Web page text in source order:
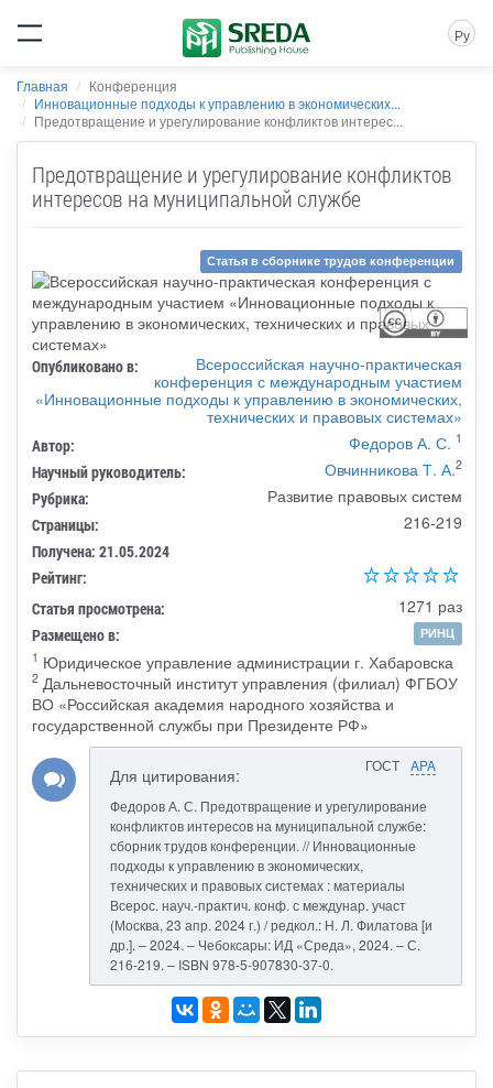
Ру
Главная
Конференция
Инновационные подходы к управлению в экономических...
Предотвращение и урегулирование конфликтов интерес...
Предотвращение и урегулирование конфликтов
интересов на муниципальной службе
Статья в сборнике трудов конференции
Опубликовано в:
Всероссийская научно-практическая
конференция с международным участием
«Инновационные подходы к управлению в экономических,
технических и правовых системах»
Автор: Федоров А. С. 1
Научный руководитель: Овчинникова Т. А.2
Рубрика: Развитие правовых систем
Страницы: 216-219
Получена: 21.05.2024
Рейтинг:
Статья просмотрена:
1271 раз
Размещено в:
РИНЦ
1 Юридическое управление администрации г. Хабаровска
2Дальневосточный институт управления (филиал) ФГБОУ
ВО «Российская академия народного хозяйства и
государственной службы при Президенте РФ»
ГОСТ APA
Для цитирования:
Федоров А. С. Предотвращение и урегулирование
конфликтов интересов на муниципальной службе:
сборник трудов конференции. // Инновационные
подходы к управлению в экономических,
технических и правовых системах : материалы
Всерос. науч.-практич. конф. с междунар. участ
(Москва, 23 апр. 2024 г.) / редкол.: Н. Л. Филатова [и
др.]. – 2024. – Чебоксары: ИД «Среда», 2024. – С.
216-219. – ISBN 978-5-907830-37-0.